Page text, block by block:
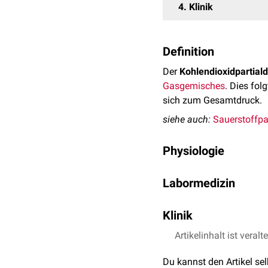
4 Klinik
Definition
Der
Gasgemisches. Dies
sich zum Gesamtdruck.
siehe auch:
Physiologie
beträgt der
pCO2(a)) liegt bei
Labormedizin
wird klinisch meist in
zwischen 35 und 45
Klinik
Bei einer verminderten
(Hyperventilation) sinkt
Artikelinhalt ist
Du kannst den Artikel